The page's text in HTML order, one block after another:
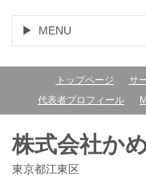
MENU
トップページ サ
代表者プロフィール
株式会社か
東京都江東区